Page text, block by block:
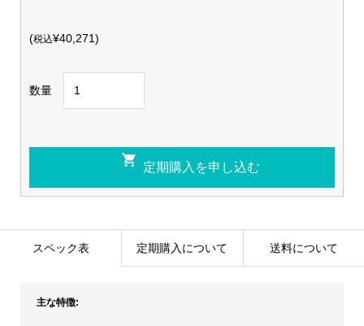
(税込¥40,271)
数量
スペック表 定期購入について 送料について
主な特徴: